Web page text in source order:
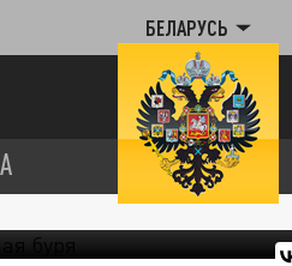
БЕЛАРУСЬ